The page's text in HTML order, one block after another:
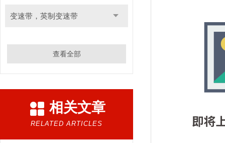
变速带，英制变速带
查看全部
相关文章
RELATED ARTICLES